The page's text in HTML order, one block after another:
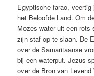
Egyptische farao,
het Beloofde Land. Om
Mozes water uit een rots
zijn staf op te slaan. De
over de Samaritaanse
bij een waterput. Jezus
over de Bron van Levend